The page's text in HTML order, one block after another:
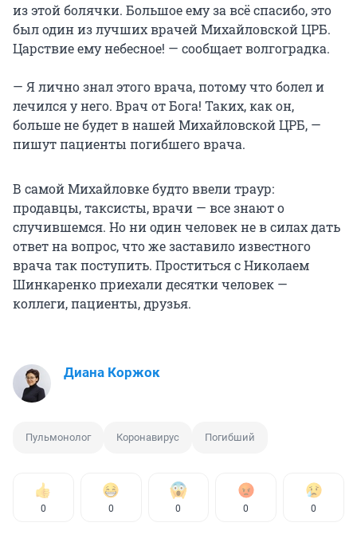
из этой болячки. Большое ему за всё спасибо, это
был один из лучших врачей Михайловской ЦРБ.
Царствие ему небесное! — сообщает волгоградка.
— Я лично знал этого врача, потому что болел и
лечился у него. Врач от Бога! Таких, как он,
больше не будет в нашей Михайловской ЦРБ, —
пишут пациенты погибшего врача.
В самой Михайловке будто ввели траур:
продавцы, таксисты, врачи — все знают о
случившемся. Но ни один человек не в силах дать
ответ на вопрос, что же заставило известного
врача так поступить. Проститься с Николаем
Шинкаренко приехали десятки человек —
коллеги, пациенты, друзья.
Диана Коржок
Пульмонолог Коронавирус Погибший
0 0 0 0 0